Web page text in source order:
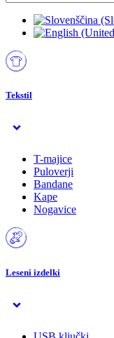
Tekstil
T-majice
Puloverji
Bandane
Kape
Nogavice
Leseni izdelki